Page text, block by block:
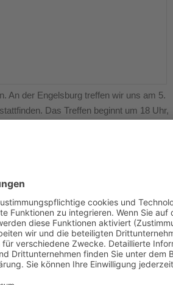
An der Engelsburg treffen wir uns am 5.
Das Treffen beginnt um 18 Uhr,
Gespräch.
Engelsburg ist eine Veranstaltung für
wenden sich deswegen an uns per
eine Bestätigung per E-Mail nötig.
öffnen. Das Programm Teams muss
wird. Als Browser können wir Chrome
uns unabhängig vom Betriebssystem